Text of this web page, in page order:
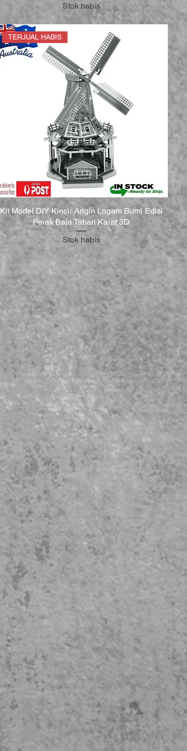
Stok habis
TERJUAL HABIS
Kit Model DIY Kincir Angin Logam Bumi Edisi
Perak Baja Tahan Karat 3D
Stok habis